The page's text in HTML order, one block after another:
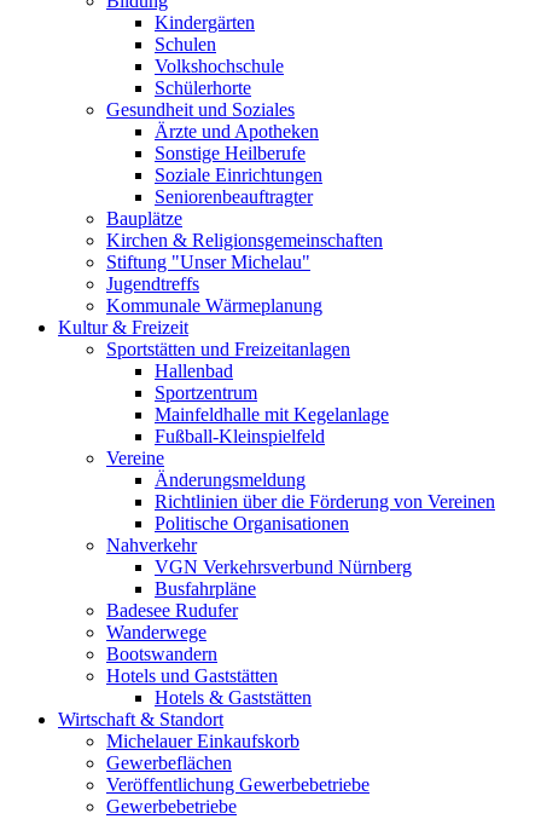
Kindergärten
Schulen
Volkshochschule
Schülerhorte
Gesundheit und Soziales
Ärzte und Apotheken
Sonstige Heilberufe
Soziale Einrichtungen
Seniorenbeauftragter
Bauplätze
Kirchen & Religionsgemeinschaften
Stiftung "Unser Michelau"
Jugendtreffs
Kommunale Wärmeplanung
Kultur & Freizeit
Sportstätten und Freizeitanlagen
Hallenbad
Sportzentrum
Mainfeldhalle mit Kegelanlage
Fußball-Kleinspielfeld
Vereine
Änderungsmeldung
Richtlinien über die Förderung von Vereinen
Politische Organisationen
Nahverkehr
VGN Verkehrsverbund Nürnberg
Busfahrpläne
Badesee Rudufer
Wanderwege
Bootswandern
Hotels und Gaststätten
Hotels & Gaststätten
Wirtschaft & Standort
Michelauer Einkaufskorb
Gewerbeflächen
Veröffentlichung Gewerbebetriebe
Gewerbebetriebe